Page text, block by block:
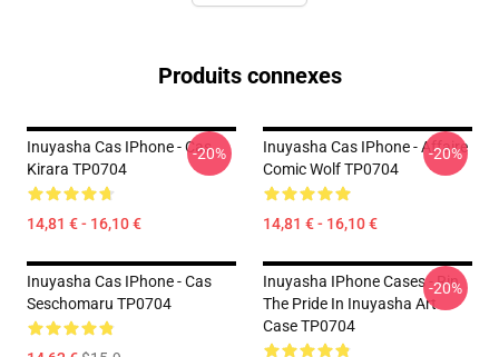
Produits connexes
Inuyasha Cas IPhone - Cas
Kirara TP0704
14,81 € - 16,10 €
-20%
Inuyasha Cas IPhone - Affaire
Comic Wolf TP0704
14,81 € - 16,10 €
-20%
Inuyasha Cas IPhone - Cas
Seschomaru TP0704
Inuyasha IPhone Cases - Rin
The Pride In Inuyasha Art
Case TP0704
-20%